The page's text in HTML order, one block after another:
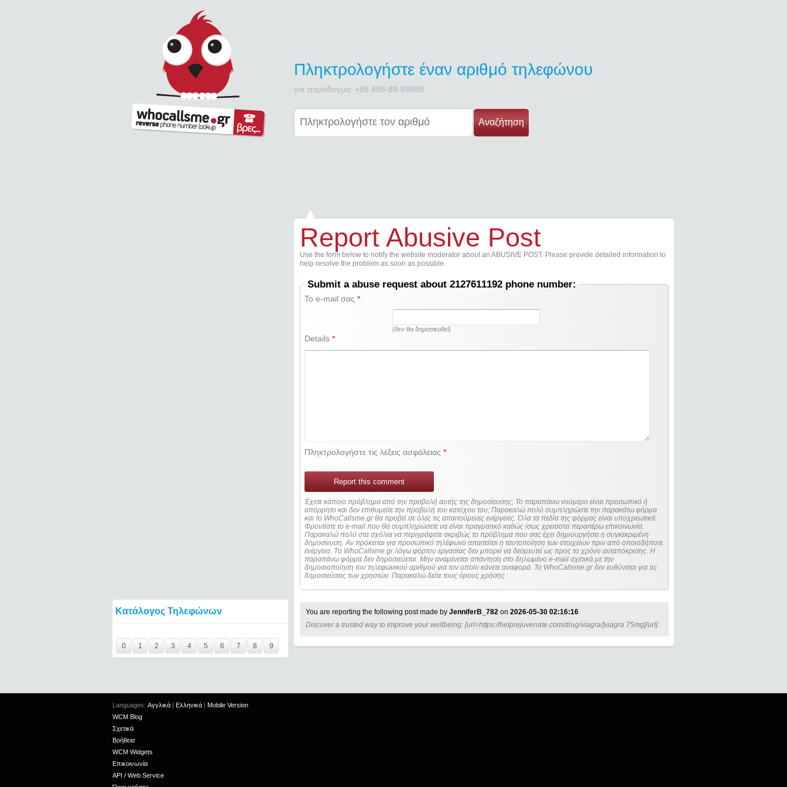
Πληκτρολογήστε έναν αριθμό τηλεφώνου
για παράδειγμα: +88 888-88-88888
Αναζήτηση
Κατάλογος Τηλεφώνων
0
1 2 3 4 5 6 7 8 9
Report Abusive Post
Use the form below to notify the website moderator about an ABUSIVE POST. Please provide detailed information to
help resolve the problem as soon as possible.
Submit a abuse request about 2127611192 phone number:
Το e-mail σας*
(δεν θα δημοσιευθεί)
Details*
Πληκτρολογήστε τις λέξεις ασφάλειας*
Report this comment
Έχετε κάποιο πρόβλημα από την προβολή αυτής της δημοσίευσης; Το παραπάνω νούμερο είναι προσωπικό ή
απόρρητο και δεν επιθυμείτε την προβολή του κατόχου του; Παρακαλώ πολύ συμπληρώστε την παρακάτω φόρμα
και το WhoCallsme.gr θα προβεί σε όλες τις απαιτούμενες ενέργειες. Όλα τα πεδία της φόρμας είναι υποχρεωτικά.
Φροντίστε το e-mail που θα συμπληρώσετε να είναι πραγματικό καθώς ίσως χρειαστεί περαιτέρω επικοινωνία.
Παρακαλώ πολύ στα σχόλια να περιγράψετε ακριβώς το πρόβλημα που σας έχει δημιουργήσει η συγκεκριμένη
δημοσίευση. Αν πρόκειται για προσωπικό τηλέφωνο απαιτείται η ταυτοποίηση των στοιχείων πριν από οποιοδήποτε
ενέργεια. Τo WhoCallsme.gr λόγω φόρτου εργασίας δεν μπορεί να δεσμευτεί ως προς το χρόνο ανταπόκρισης. Η
παραπάνω φόρμα δεν δημοσιεύεται. Μην αναμένεται απάντηση στο δηλωμένο e-mail σχετικά με την
δημοσιοποίηση του τηλεφωνικού αριθμού για τον οποίο κάνετε αναφορά. Το WhoCallsme.gr δεν ευθύνεται για τις
δημοσιεύσεις των χρηστών. Παρακαλώ δείτε τους όρους χρήσης.
You are reporting the following post made by JenniferB_782 on 2026-05-30 02:16:16
Discover a trusted way to improve your wellbeing: [url=https://helprejuvenate.com/drug/viagra/]viagra 75mg[/url] .
Languages: Αγγλικά | Ελληνικά | Mobile Version
WCM Blog
Σχετικά
Βοήθεια
WCM Widgets
Επικοινωνία
API / Web Service